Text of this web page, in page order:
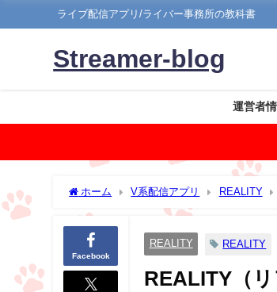
ライブ配信アプリ/ライバー事務所の教科書
Streamer-blog
運営者
ホーム V系配信アプリ REALITY
Facebook
REALITY REALITY
REALITY（